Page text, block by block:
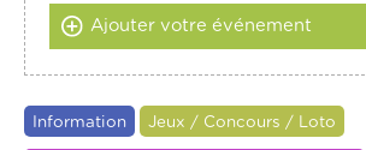
Ajouter votre événement
Information Jeux / Concours / Loto